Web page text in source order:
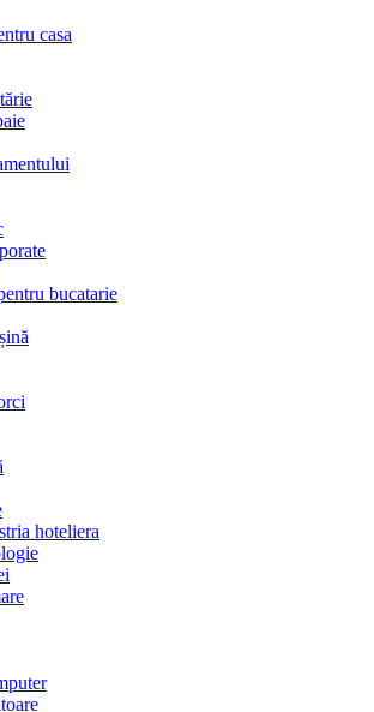
casa
bucatarie
hoteliera